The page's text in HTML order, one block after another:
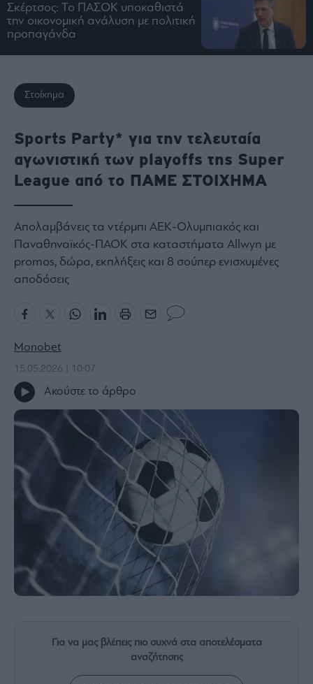
Ειδήσεις
Οικονομία
Τράπεζες
Ναυτιλία
Estate
Ενέργεια
Πολιτική
Κοινωνία
Law
Bloomberg
Financial
The
Wiseman
Room
301
My
Media
&
Losers
Rumors
ESG
Today
Άρθρα
Σκέρτσος: Το ΠΑΣΟΚ υποκαθιστά
την οικονομική ανάλυση με πολιτική
προπαγάνδα
Στοίχημα
Sports Party* για την τελευταία
αγωνιστική των playoffs της Super
League από το ΠΑΜΕ ΣΤΟΙΧΗΜΑ
Απολαμβάνεις τα ντέρμπι ΑΕΚ-Ολυμπιακός και
Παναθηναϊκός-ΠΑΟΚ στα καταστήματα Allwyn με
promos, δώρα, εκπλήξεις και 8 σούπερ ενισχυμένες
αποδόσεις
Monobet
15.05.2026 | 10:07
Ακούστε το άρθρο
Για να μας βλέπεις πιο συχνά στα αποτελέσματα
αναζήτησης